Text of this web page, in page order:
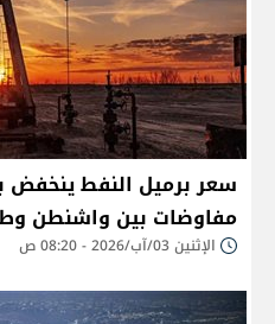
مفاوضات بين واشنطن
الإثنين 03/آب/2026 - 08:20 ص